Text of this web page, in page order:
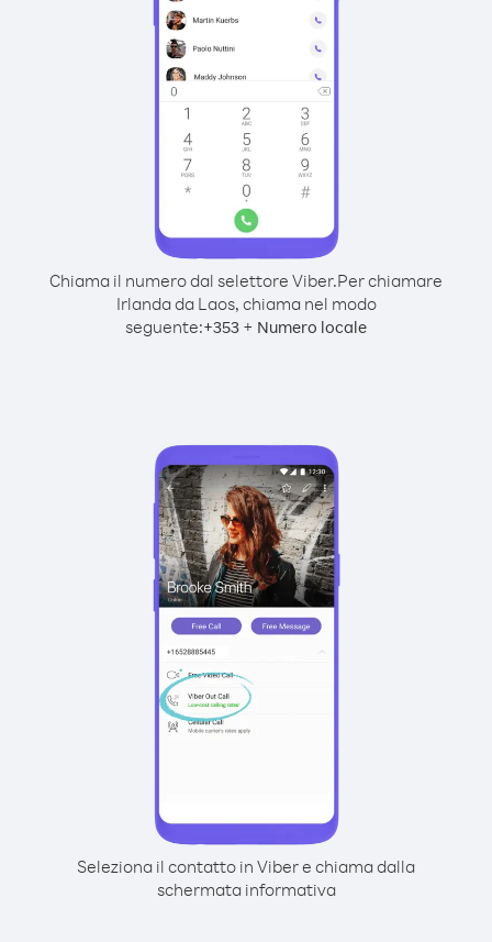
Chiama il numero dal selettore Viber.Per chiamare
Irlanda da Laos, chiama nel modo
seguente:+353 + Numero locale
Seleziona il contatto in Viber e chiama dalla
schermata informativa